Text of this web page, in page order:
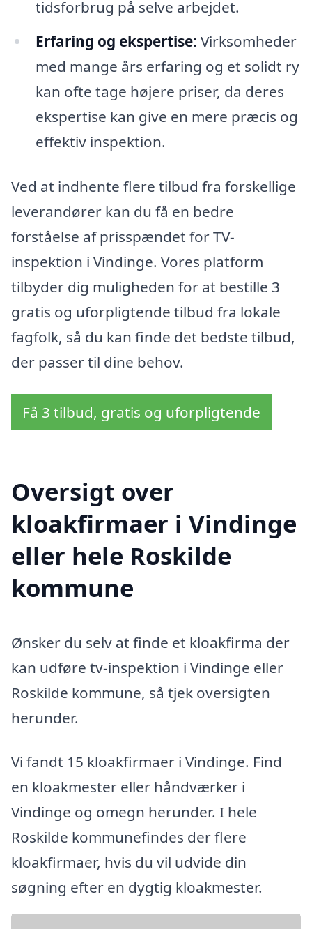
tidsforbrug på selve arbejdet.
Erfaring og ekspertise: Virksomheder
med mange års erfaring og et solidt ry
kan ofte tage højere priser, da deres
ekspertise kan give en mere præcis og
effektiv inspektion.
Ved at indhente flere tilbud fra forskellige
leverandører kan du få en bedre
forståelse af prisspændet for TV-
inspektion i Vindinge. Vores platform
tilbyder dig muligheden for at bestille 3
gratis og uforpligtende tilbud fra lokale
fagfolk, så du kan finde det bedste tilbud,
der passer til dine behov.
Få 3 tilbud, gratis og uforpligtende
Oversigt over
kloakfirmaer i Vindinge
eller hele Roskilde
kommune
Ønsker du selv at finde et kloakfirma der
kan udføre tv-inspektion i Vindinge eller
Roskilde kommune, så tjek oversigten
herunder.
Vi fandt 15 kloakfirmaer i Vindinge. Find
en kloakmester eller håndværker i
Vindinge og omegn herunder. I hele
Roskilde kommunefindes der flere
kloakfirmaer, hvis du vil udvide din
søgning efter en dygtig kloakmester.